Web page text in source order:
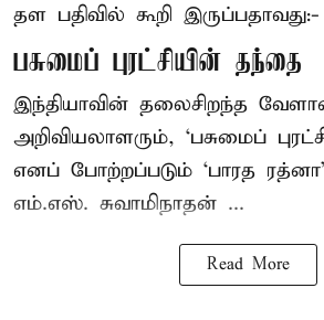
தள பதிவில் கூறி இருப்பதாவது:-
பசுமைப் புரட்சியின் தந்தை
இந்தியாவின் தலைசிறந்த
அறிவியலாளரும், ‘பசுமைப்
எனப் போற்றப்படும் ‘பாரத
எம்.எஸ். சுவாமிநாதன் ...
Read More